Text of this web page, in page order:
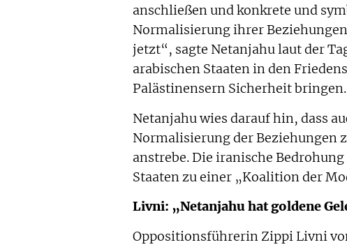
anschließen und konkrete und
Normalisierung ihrer
jetzt“, sagte Netanjahu laut der
arabischen Staaten in den
Palästinensern Sicherheit bringen.
Netanjahu wies darauf hin, dass
Normalisierung der Beziehungen
anstrebe. Die iranische
Staaten zu einer „Koalition der
Livni: „Netanjahu hat goldene
Oppositionsführerin Zippi Livni